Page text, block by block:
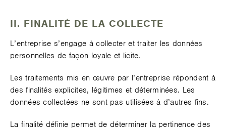
II. FINALITÉ DE LA COLLECTE
L’entreprise s’engage à collecter et traiter les données
personnelles de façon loyale et licite.
Les traitements mis en œuvre par l’entreprise répondent à
des finalités explicites, légitimes et déterminées. Les
données collectées ne sont pas utilisées à d’autres fins.
La finalité définie permet de déterminer la pertinence des